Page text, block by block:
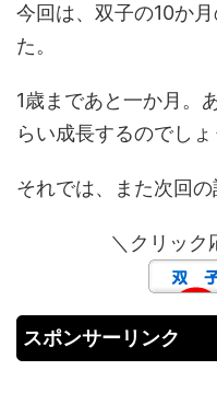
今回は、双子の10か
た。
1歳まであと一か月。
らい成長するのでしょ
それでは、また次回
＼クリック
スポンサーリンク